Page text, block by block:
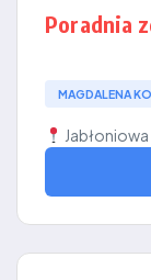
Poradnia
MAGDALENA